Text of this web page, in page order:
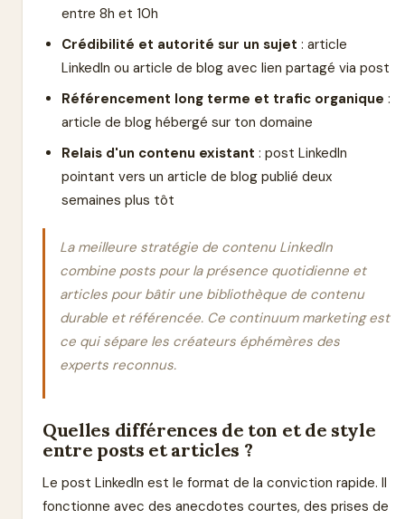
entre 8h et 10h
Crédibilité et autorité sur un sujet : article
LinkedIn ou article de blog avec lien partagé via post
Référencement long terme et trafic organique :
article de blog hébergé sur ton domaine
Relais d'un contenu existant : post LinkedIn
pointant vers un article de blog publié deux
semaines plus tôt
La meilleure stratégie de contenu LinkedIn
combine posts pour la présence quotidienne et
articles pour bâtir une bibliothèque de contenu
durable et référencée. Ce continuum marketing est
ce qui sépare les créateurs éphémères des
experts reconnus.
Quelles différences de ton et de style
entre posts et articles ?
Le post LinkedIn est le format de la conviction rapide. Il
fonctionne avec des anecdotes courtes, des prises de